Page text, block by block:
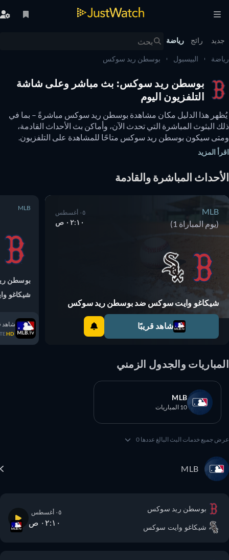
رائج رياضة
البيسبول بوسطن ريد سوكس
بوسطن ريد سوكس: بث مباشر وعلى شاشة
التلفزيون اليوم
يُظهر هذا الدليل مكان مشاهدة بوسطن ريد سوكس مباشرةً – بما في
ذلك البثوث المباشرة التي تحدث الآن، وأماكن بث الأحداث القادمة،
ومتى سيكون بوسطن ريد سوكس متاحًا للمشاهدة على التلفزيون.
عبر الإنترنت مجانًا.
المزيد
المباشرة والقادمة
MLB
(يوم المباراة 1)
٠٢:١٠ ص
شيكاغو وايت سوكس ضد بوسطن ريد سوكس
شاهد قريبًا
MLB
بوسطن
شيكاغو
شاهد
HD
والجدول الزمني
MLB
10 المباريات
جميع خدمات البث البالغ عددها 0
MLB
بوسطن ريد سوكس
شيكاغو وايت سوكس ٠٢:١٠ ص